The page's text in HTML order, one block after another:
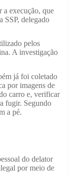
a execução, que
SSP, delegado
pelos
A investigação
já foi coletado
por imagens de
carro e, verificar
fugir. Segundo
a pé.
do delator
por meio de